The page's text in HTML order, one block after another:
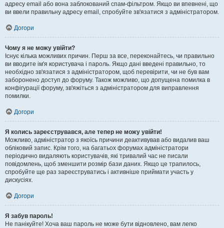
адресу email або вона заблокований спам-фільтром. Якщо ви впевнені, що
ви ввели правильну адресу email, спробуйте зв'язатися з адміністратором.
Догори
Чому я не можу увійти?
Існує кілька можливих причин. Перш за все, переконайтесь, чи правильно
ви вводите ім'я користувача і пароль. Якщо дані введені правильно, то
необхідно зв'язатися з адміністратором, щоб перевірити, чи не був вам
заборонено доступ до форуму. Також можливо, що допущена помилка в
конфігурації форуму, зв'яжіться з адміністратором для виправлення
помилки.
Догори
Я колись зареєструвався, але тепер не можу увійти!
Можливо, адміністратор з якоїсь причини деактивував або видалив ваш
обліковий запис. Крім того, на багатьох форумах адміністратори
періодично видаляють користувачів, які тривалий час не писали
повідомлень, щоб зменшити розмір бази даних. Якщо це трапилось,
спробуйте ще раз зареєструватись і активніше приймати участь у
дискусіях.
Догори
Я забув пароль!
Не панікуйте! Хоча ваш пароль не може бути відновлено, вам легко